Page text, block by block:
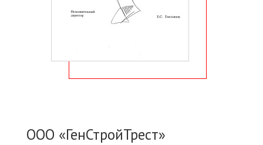
​ООО «ГенСтройТрест»